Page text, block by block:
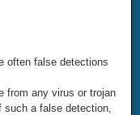
often false detections
from any virus or trojan
a false detection,